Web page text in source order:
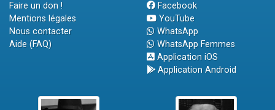
Faire un don !
Mentions légales
Nous contacter
Aide (FAQ)
Facebook
YouTube
WhatsApp
WhatsApp Femmes
Application iOS
Application Android